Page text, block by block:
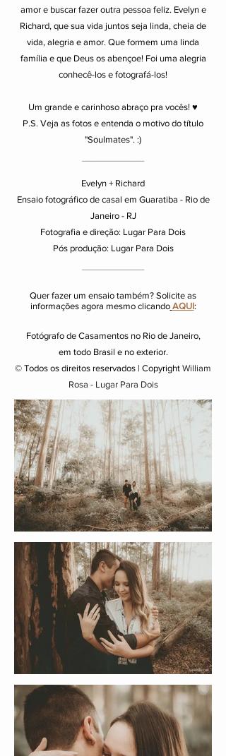
amor e buscar fazer outra pessoa feliz. Evelyn e
Richard, que sua vida juntos seja linda, cheia de
vida, alegria e amor. Que formem uma linda
família e que Deus os abençoe! Foi uma alegria
conhecê-los e fotografá-los!
Um grande e carinhoso abraço pra vocês! ♥
P.S. Veja as fotos e entenda o motivo do título
"Soulmates". :)
Evelyn + Richard
Ensaio fotográfico de casal em Guaratiba - Rio de
Janeiro - RJ
Fotografia e direção: Lugar Para Dois
Pós produção: Lugar Para Dois
Quer fazer um ensaio também? Solicite as
informações agora mesmo clicando AQUI:
Fotógrafo de Casamentos no Rio de Janeiro,
em todo Brasil e no exterior.
© Todos os direitos reservados | Copyright William
Rosa - Lugar Para Dois